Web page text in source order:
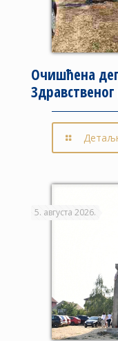
Очишћена
5. августа 2026.